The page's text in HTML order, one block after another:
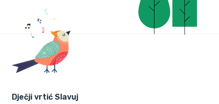
Dječji vrtić Slavuj